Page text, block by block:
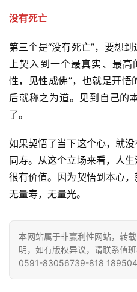
题
公
益
慈
善
教
人
寺
巡
礼
视
登录
没有死亡
第三个是“没有死亡”，要想
上契入到一个最真实、最
性，见性成佛”，也就是开悟
后就称之为道。见到自己的
了。
如果契悟了当下这个心，就
同寿。从这个立场来看，人生
很有价值。因为契悟到本心
无量寿，无量光。
本网站属于非赢利性网站，转
明，如有版权异议，请联系值
0591-83056739-818